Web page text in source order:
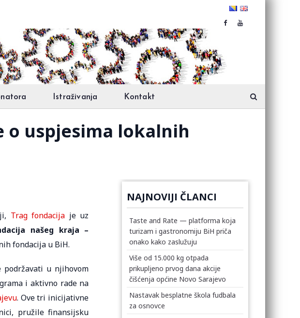
Istraživanja Kontakt
o uspjesima lokalnih
Trag fondacija je uz
našeg kraja –
fondacija u BiH.
podržavati u njihovom
i aktivno rade na
. Ove tri inicijativne
pružile finansijsku
NAJNOVIJI ČLANCI
Taste and Rate — platforma koja
turizam i gastronomiju BiH priča
onako kako zaslužuju
Više od 15.000 kg otpada
prikupljeno prvog dana akcije
čišćenja općine Novo Sarajevo
Nastavak besplatne škola fudbala
za osnovce